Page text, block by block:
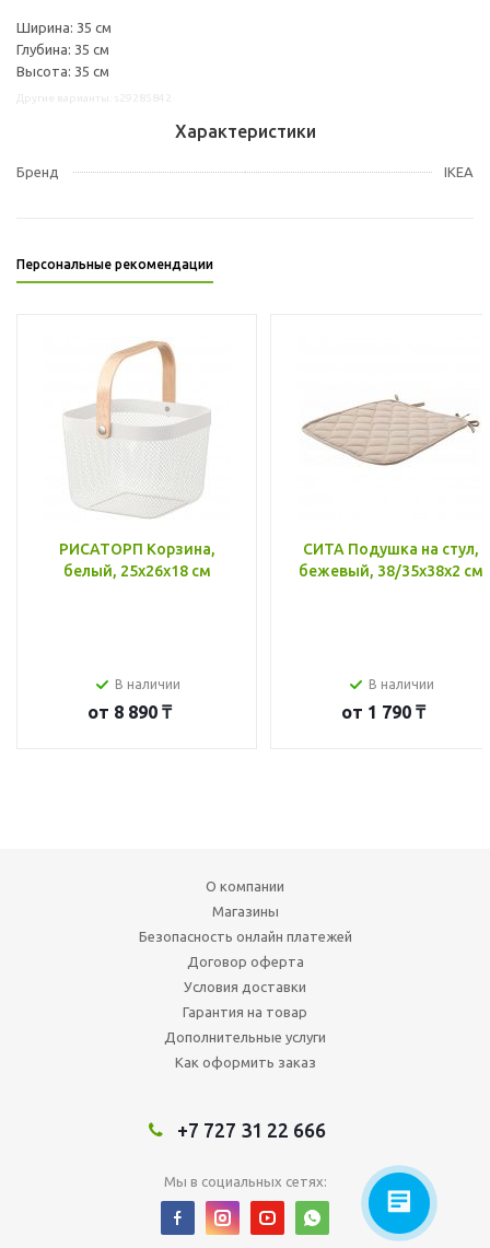
Ширина: 35 см
Глубина: 35 см
Высота: 35 см
Характеристики
Бренд IKEA
Персональные рекомендации
РИСАТОРП Корзина,
белый, 25x26x18 см
В наличии
от 8 890 ₸
СИТА Подушка на стул,
бежевый, 38/35x38x2 см
В наличии
от 1 790 ₸
О компании
Магазины
Безопасность онлайн платежей
Договор оферта
Условия доставки
Гарантия на товар
Дополнительные услуги
Как оформить заказ
+7 727 31 22 666
Мы в социальных сетях: